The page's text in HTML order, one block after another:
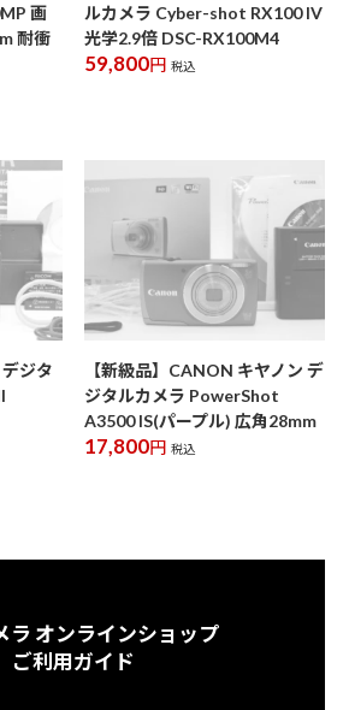
画
耐衝
ルカメラ Cyber-shot RX100 IV
光学2.9倍 DSC-RX100M4
59,800円 税込
ジタ
【新級品】CANON キヤノン デ
ジタルカメラ PowerShot
A3500 IS(パープル) 広角28mm
17,800円 税込
ラ オンラインショップ
ご利用ガイド